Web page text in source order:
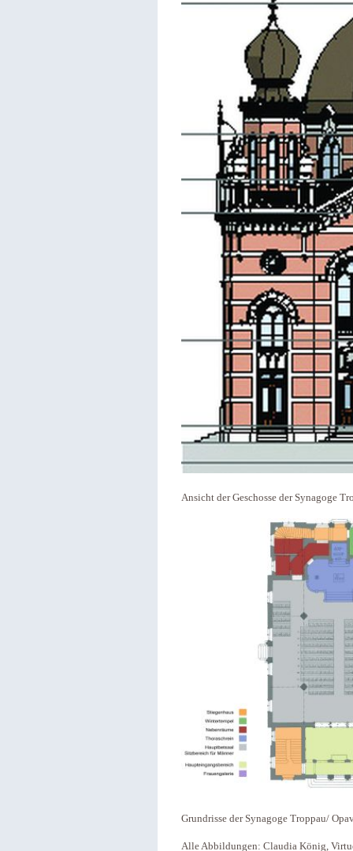
Ansicht der Geschosse der Synagoge
Grundrisse der Synagoge Troppau/
Alle Abbildungen: Claudia König,